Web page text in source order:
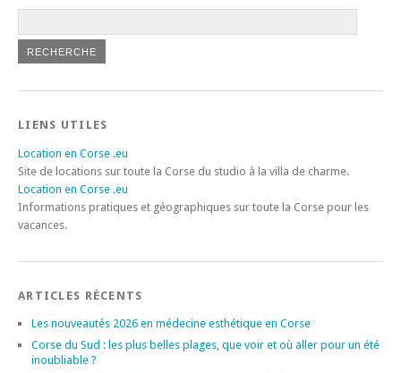
LIENS UTILES
Location en Corse .eu
Site de locations sur toute la Corse du studio à la villa de charme.
Location en Corse .eu
Informations pratiques et géographiques sur toute la Corse pour les
vacances.
ARTICLES RÉCENTS
Les nouveautés 2026 en médecine esthétique en Corse
Corse du Sud : les plus belles plages, que voir et où aller pour un été
inoubliable ?